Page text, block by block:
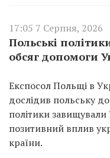
17:05 7 Серпня, 2026
Польські
обсяг допомоги
Експосол Польщі в
дослідив польську
політики завищували
позитивний вплив
країни.